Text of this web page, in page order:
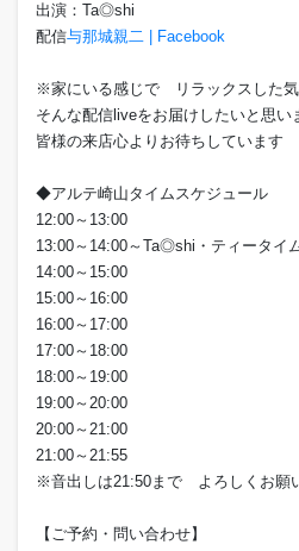
出演：Ta◎shi
配信与那城親二 | Facebook
※家にいる感じで リラックスした
そんな配信liveをお届けしたいと思い
皆様の来店心よりお待ちしています
◆アルテ崎山タイムスケジュール
12:00～13:00
13:00～14:00～Ta◎shi・ティータイ
14:00～15:00
15:00～16:00
16:00～17:00
17:00～18:00
18:00～19:00
19:00～20:00
20:00～21:00
21:00～21:55
※音出しは21:50まで よろしくお願
【ご予約・問い合わせ】